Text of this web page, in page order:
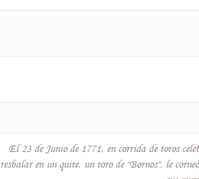
El 23 de Junio de 1771, en corrida de toros
resbalar en un quite, un toro de "Bornos", le